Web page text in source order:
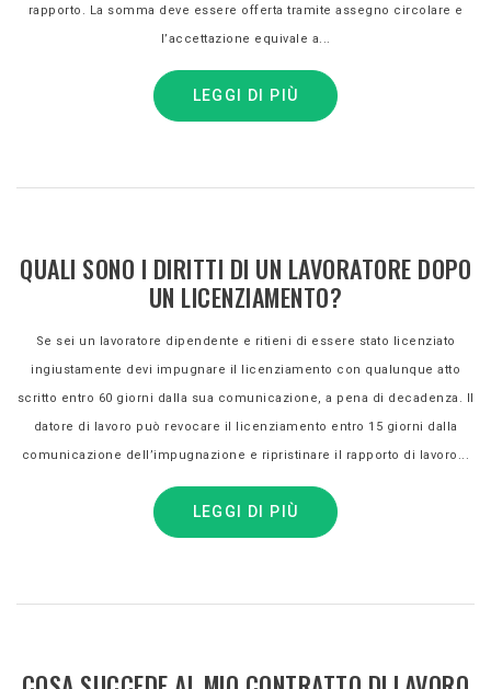
rapporto. La somma deve essere offerta tramite assegno circolare e
l’accettazione equivale a...
LEGGI DI PIÙ
QUALI SONO I DIRITTI DI UN LAVORATORE DOPO
UN LICENZIAMENTO?
Se sei un lavoratore dipendente e ritieni di essere stato licenziato
ingiustamente devi impugnare il licenziamento con qualunque atto
scritto entro 60 giorni dalla sua comunicazione, a pena di decadenza. Il
datore di lavoro può revocare il licenziamento entro 15 giorni dalla
comunicazione dell’impugnazione e ripristinare il rapporto di lavoro...
LEGGI DI PIÙ